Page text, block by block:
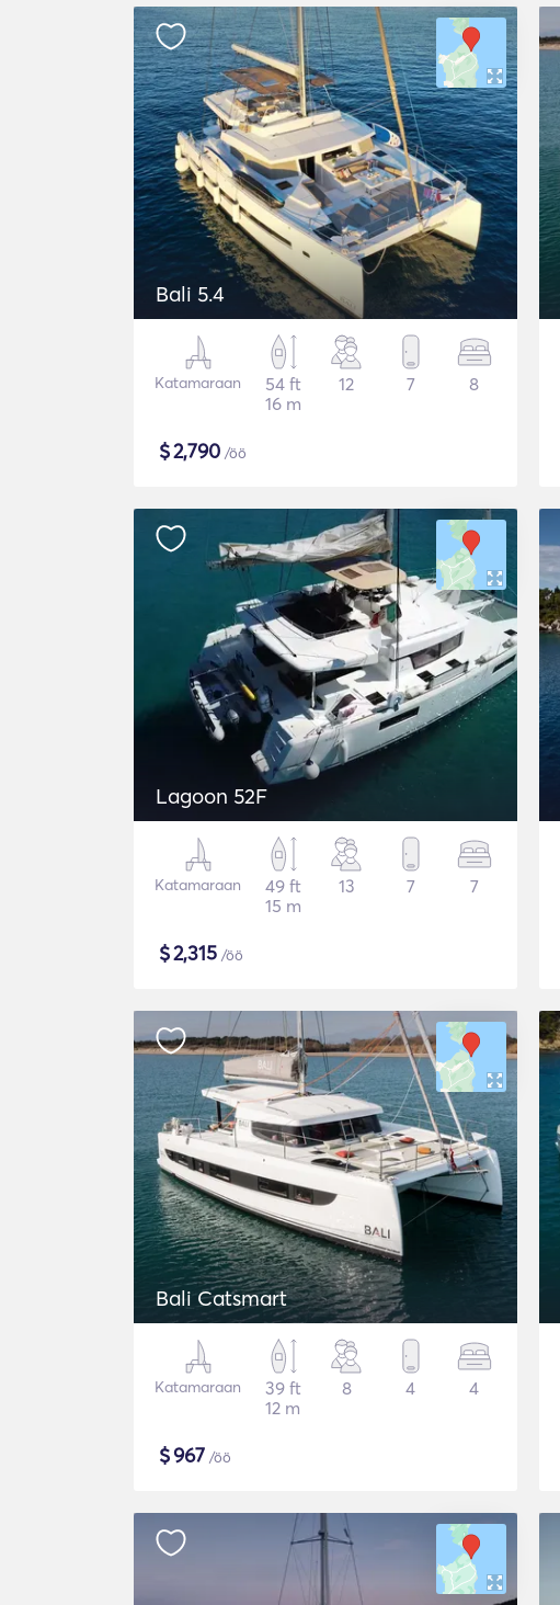
Bali 5.4
Katamaraan
54 ft
16 m
12 7 8
$2,790 /öö
Lagoon 52F
Katamaraan
49 ft
15 m
13 7 7
$2,315 /öö
Bali Catsmart
Katamaraan
39 ft
12 m
8 4 4
$967 /öö